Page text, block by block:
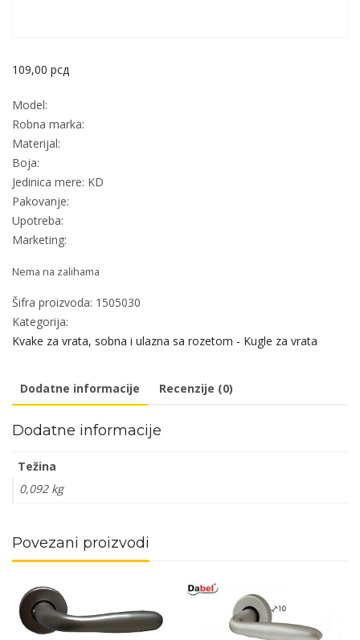
109,00 рсд
Model:
Robna marka:
Materijal:
Boja:
Jedinica mere: KD
Pakovanje:
Upotreba:
Marketing:
Nema na zalihama
Šifra proizvoda: 1505030
Kategorija:
Kvake za vrata, sobna i ulazna sa rozetom - Kugle za vrata
Dodatne informacije Recenzije (0)
Dodatne informacije
Težina
0,092 kg
Povezani proizvodi